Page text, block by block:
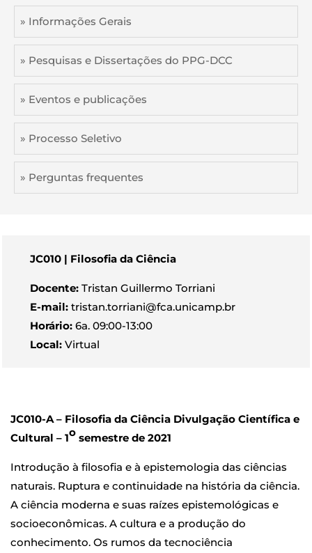
» Informações Gerais
» Pesquisas e Dissertações do PPG-DCC
» Eventos e publicações
» Processo Seletivo
» Perguntas frequentes
JC010 | Filosofia da Ciência
Docente: Tristan Guillermo Torriani
E-mail: tristan.torriani@fca.unicamp.br
Horário: 6a. 09:00-13:00
Local: Virtual
JC010-A – Filosofia da Ciência Divulgação Científica e
Cultural – 1o semestre de 2021
Introdução à filosofia e à epistemologia das ciências
naturais. Ruptura e continuidade na história da ciência.
A ciência moderna e suas raízes epistemológicas e
socioeconômicas. A cultura e a produção do
conhecimento. Os rumos da tecnociência